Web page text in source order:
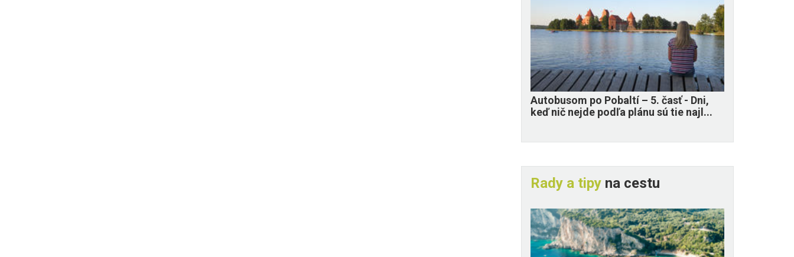
​Autobusom po Pobaltí – 5. časť - Dni,
keď nič nejde podľa plánu sú tie najl...
Rady a tipy na cestu